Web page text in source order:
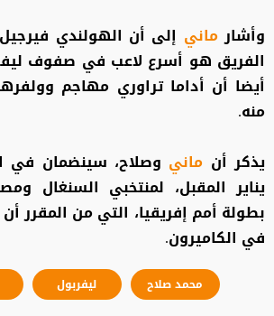
وأشارماني إلى أن الهولندي
الفريق هو أسرع لاعب في صفوف
أيضا أن أداما تراوري مهاجم
منه.
يذكر أن ماني وصلاح، سينضمان في
يناير المقبل، لمنتخبي السنغال
في الكاميرون.
محمد صلاح ليفربول